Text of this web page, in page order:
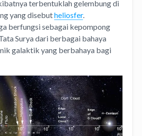
terbentuklah gelembung di
yang disebutheliosfer.
berfungsi sebagai kepompong
Surya dari berbagai bahaya
galaktik yang berbahaya bagi